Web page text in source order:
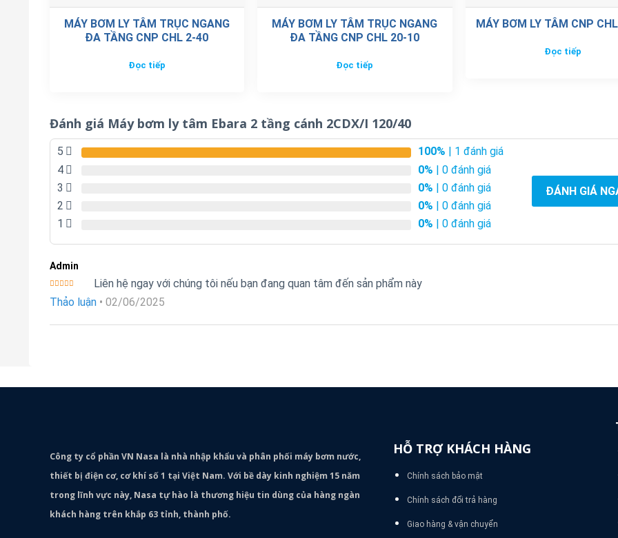
MÁY BƠM LY TÂM TRỤC NGANG
ĐA TẦNG CNP CHL 2-40
Đọc tiếp
MÁY BƠM LY TÂM TRỤC NGANG
ĐA TẦNG CNP CHL 20-10
Đọc tiếp
MÁY BƠM LY TÂM CNP
Đọc tiếp
Đánh giá Máy bơm ly tâm Ebara 2 tầng cánh 2CDX/I 120/40
5 100% | 1 đánh giá
4
0% | 0 đánh giá
3
0% | 0 đánh giá
2
0% | 0 đánh giá
1
0% | 0 đánh giá
ĐÁNH GIÁ
Admin
hạng55
Liên hệ ngay với chúng tôi nếu bạn đang quan tâm đến sản phẩm này
Thảo luận • 02/06/2025
Công ty cổ phần VN Nasa là nhà nhập khẩu và phân phối máy bơm nước,
thiết bị điện cơ, cơ khí số 1 tại Việt Nam. Với bề dày kinh nghiệm 15 năm
trong lĩnh vực này, Nasa tự hào là thương hiệu tin dùng của hàng ngàn
khách hàng trên khắp 63 tỉnh, thành phố.
HỖ TRỢ KHÁCH HÀNG
Chính sách bảo mật
Chính sách đổi trả hàng
Giao hàng & vận chuyển